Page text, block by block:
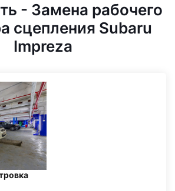
- Замена рабочего
сцепления Subaru
Impreza